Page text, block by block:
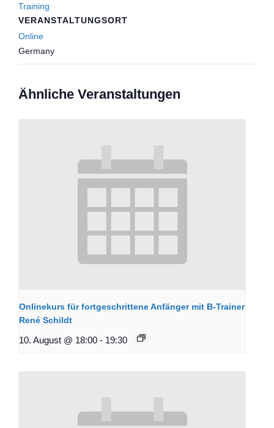
Training
VERANSTALTUNGSORT
Online
Germany
Ähnliche Veranstaltungen
Onlinekurs für fortgeschrittene Anfänger mit B-Trainer
René Schildt
10. August @ 18:00 - 19:30